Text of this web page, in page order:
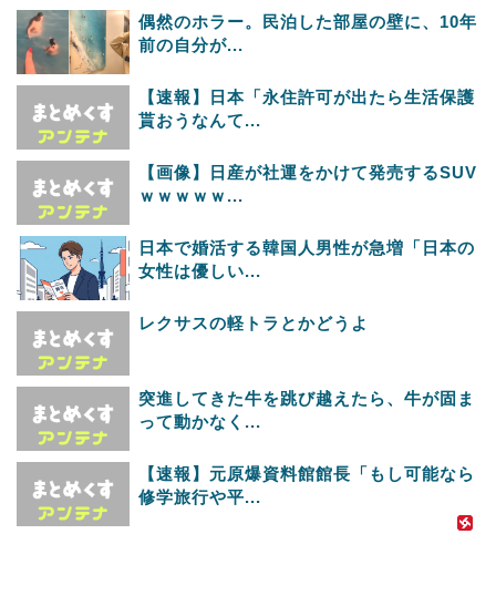
偶然のホラー。民泊した部屋の壁に、10年
前の自分が...
【速報】日本「永住許可が出たら生活保護
貰おうなんて...
【画像】日産が社運をかけて発売するSUV
ｗｗｗｗｗ...
日本で婚活する韓国人男性が急増「日本の
女性は優しい...
レクサスの軽トラとかどうよ
突進してきた牛を跳び越えたら、牛が固ま
って動かなく...
【速報】元原爆資料館館長「もし可能なら
修学旅行や平...